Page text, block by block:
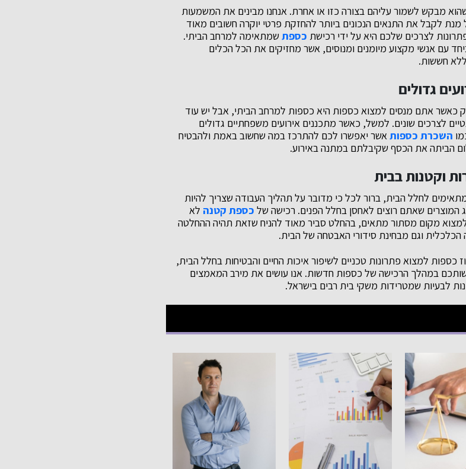
מבקש לשמור עליהם בצורה כזו או אחרת. אנחנו מבינים את המשמעות
מנת לקבל את התנאים הנכונים ביותר להחזקת פרטי יוקרה חשובים מאוד
לצרכים שלכם היא על ידי רכישת כספת שמתאימה למרחב הביתי.
עם אנשי מקצוע מיומנים ומנוסים, אשר מחזיקים את הכל הכלים
חששות.
גדולים
כאשר אתם מנסים למצוא כספות היא כספות למרחב הביתי, אבל יש עוד
לצרכים שונים. למשל, כאשר מתכננים אירועים משפחתיים גדולים
השכרת כספותאשר יאפשרו לכם להתרכז במה שחשוב באמת ולהבטיח
הביתה את הכסף שקיבלתם במתנה באירוע.
וקטנות בבית
לחלל הבית, ברור לכל כי מדובר על תהליך העבודה שצריך להיות
שאתם רוצים לאחסן בחלל הפנים. רכישה של כספת קטנה לא
מקום מסתור מתאים, בהחלט סביר מאוד להניח שזאת תהיה ההחלטה
הכלכלית וגם מבחינת סידורי האבטחה של הבית.
כספות למצוא פתרונות טכניים לשיפור איכות החיים והבטיחות בחלל הבית,
במהלך הרכישה של כספות חדשות. אנו עושים את מירב המאמצים
לבעיות שמטרידות משקי בית רבים בישראל.